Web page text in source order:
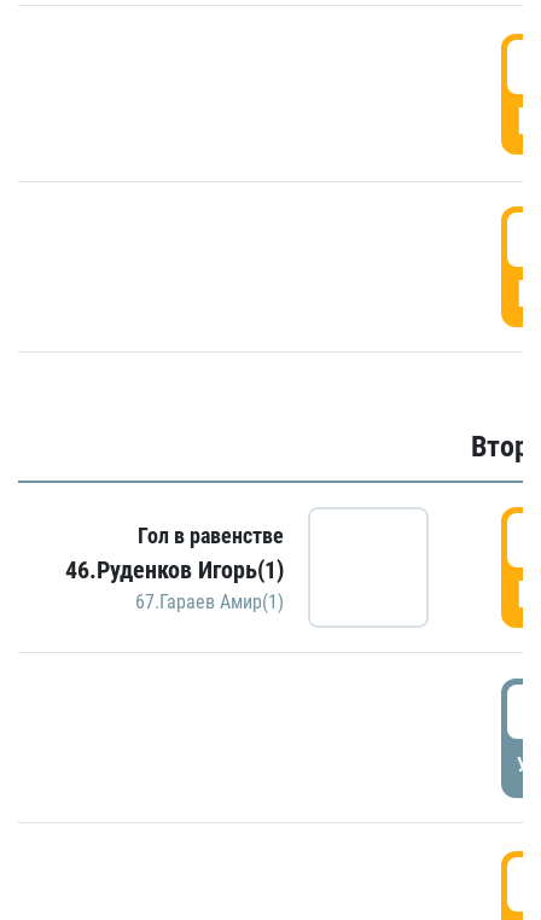
Гол в равенстве
46.Руденков Игорь(1)
67.Гараев Амир(1)